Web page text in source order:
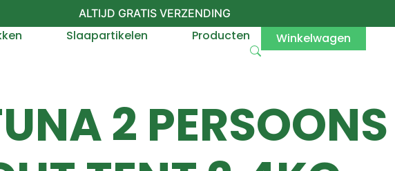
ALTIJD GRATIS VERZENDING
Slaapartikelen Producten Winkelwagen
2 PERSOONS